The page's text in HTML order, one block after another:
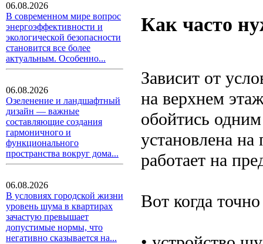
06.08.2026
В современном мире вопрос
энергоэффективности и
экологической безопасности
становится все более
актуальным. Особенно...
06.08.2026
Озеленение и ландшафтный
дизайн — важные
составляющие создания
гармоничного и
функционального
пространства вокруг дома...
06.08.2026
В условиях городской жизни
уровень шума в квартирах
зачастую превышает
допустимые нормы, что
негативно сказывается на...
Как часто
Зависит от
на верхнем
обойтись
установлена
работает на
Вот когда